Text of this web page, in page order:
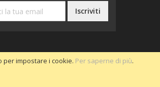
impostare i cookie. Per saperne di più.
Iscriviti